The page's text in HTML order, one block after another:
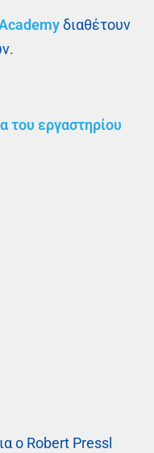
διαθέτουν
του εργαστηρίου
ο Robert Pressl